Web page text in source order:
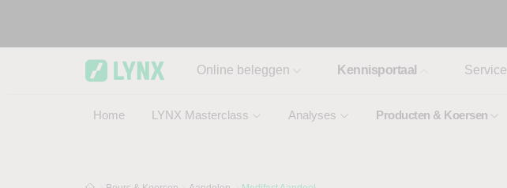
Online beleggen Kennisportaal
Home LYNX Masterclass Analyses Producten & Koersen
Service